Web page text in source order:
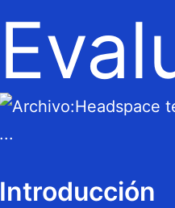
Introducción